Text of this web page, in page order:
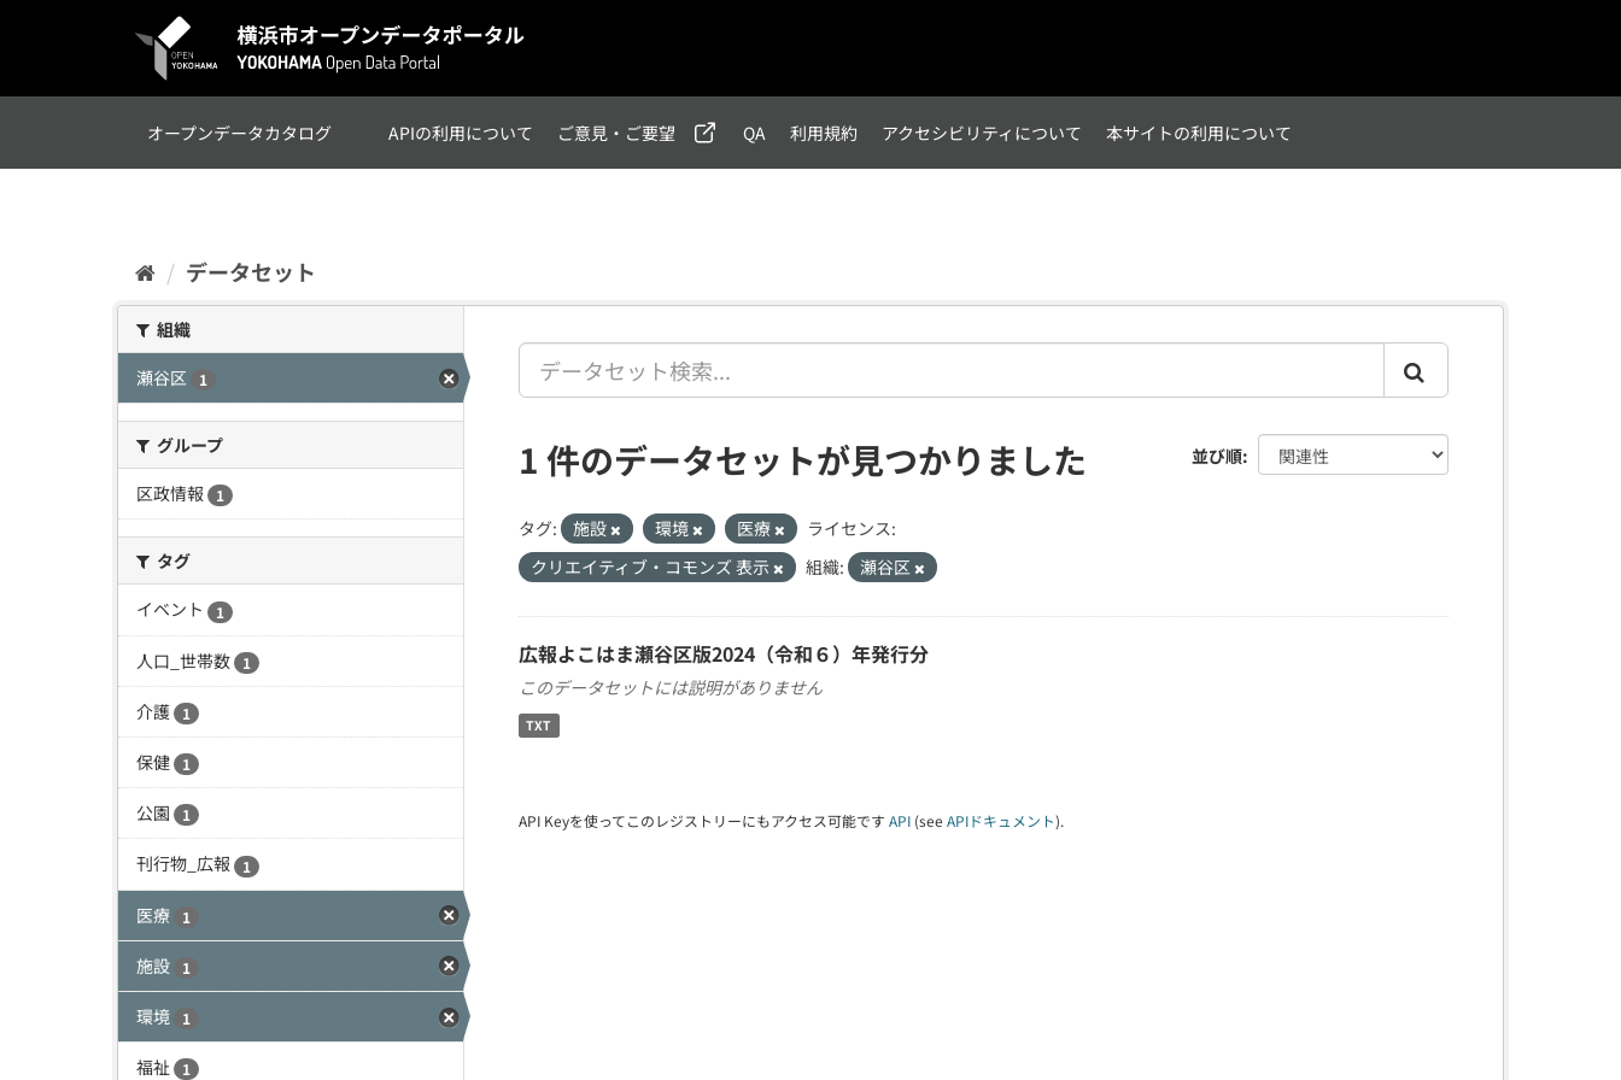
オープンデータカタログ APIの利用について ご意見・ご要望 QA 利用規約 アクセシビリティについて 本サイトの利用について
データセット
組織
瀬谷区
1
グループ
区政情報
1
タグ
イベント
1
人口_世帯数 1
介護 1
保健 1
公園 1
刊行物_広報 1
医療 1
施設 1
環境 1
福祉 1
並び順
1 件のデータセットが見つかりました
タグ: 施設 環境 医療
ライセンス:
クリエイティブ・コモンズ 表示
組織: 瀬谷区
広報よこはま瀬谷区版2024（令和６）年発行分
このデータセットには説明がありません
TXT
API Keyを使ってこのレジストリーにもアクセス可能です API (see APIドキュメント).